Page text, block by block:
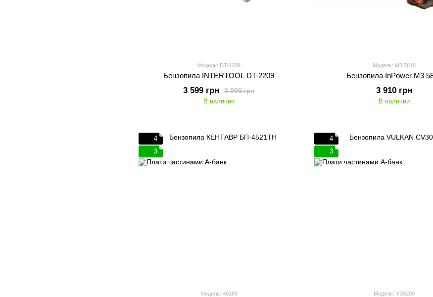
Модель: DT-2209
Бензопила INTERTOOL DT-2209
3 999 грн
3 599 грн
В наличии
Модель: M3 5818
Бензопила InPower M3
3 910 грн
В наличии
4
3
Модель: 46169
4
3
Модель: YS5200